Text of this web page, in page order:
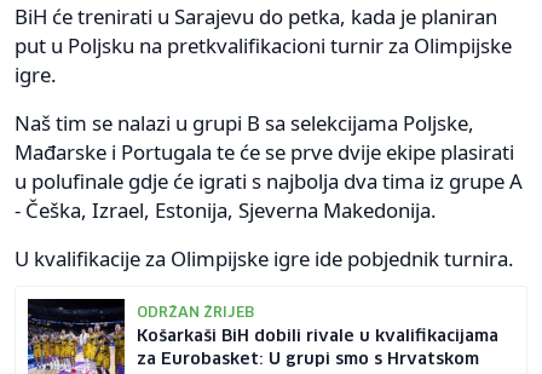
BiH će trenirati u Sarajevu do petka, kada je planiran
put u Poljsku na pretkvalifikacioni turnir za Olimpijske
igre.
Naš tim se nalazi u grupi B sa selekcijama Poljske,
Mađarske i Portugala te će se prve dvije ekipe plasirati
u polufinale gdje će igrati s najbolja dva tima iz grupe A
- Češka, Izrael, Estonija, Sjeverna Makedonija.
U kvalifikacije za Olimpijske igre ide pobjednik turnira.
ODRŽAN ŽRIJEB
Košarkaši BiH dobili rivale u kvalifikacijama
za Eurobasket: U grupi smo s Hrvatskom